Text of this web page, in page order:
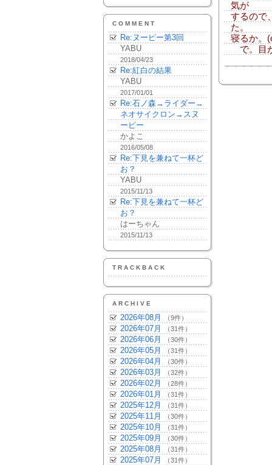
COMMENT
Re:ヌーピー第3回
YABU
2018/04/23
Re:紅白の結果
YABU
2017/01/01
Re:石ノ森→ライダー→
ネオサイクロン→スヌ
ーピー
かよこ
2016/05/08
Re:下見を兼ねて一杯ど
お？
YABU
2015/11/13
Re:下見を兼ねて一杯ど
お？
はーちゃん
2015/11/13
TRACKBACK
ARCHIVE
2026年08月 （9件）
2026年07月 （31件）
2026年06月 （30件）
2026年05月 （31件）
2026年04月 （30件）
2026年03月 （32件）
2026年02月 （28件）
2026年01月 （31件）
2025年12月 （31件）
2025年11月 （30件）
2025年10月 （31件）
2025年09月 （30件）
2025年08月 （31件）
2025年07月 （31件）
気が
するので
た。
寝るか。
で。目